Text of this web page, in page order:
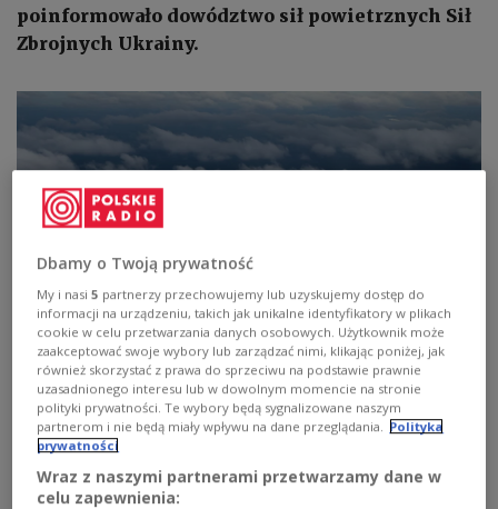
poinformowało dowództwo sił powietrznych Sił
Zbrojnych Ukrainy.
Rosyjski bombowiec strategiczny TU-95 Shutterstock/Fasttailwind
W niedzielę rano przeciwnik wystrzelił kilka
rakiet w kierunku Kijowa. Około godz. 6 (godz. 5 w
Polsce) ukraińskie siły ostrzelały je, strącając jeden
pocisk manewrujący - czytamy w komunikacie.
Dbamy o Twoją prywatność
My i nasi5 partnerzy przechowujemy lub uzyskujemy dostęp do
informacji na urządzeniu, takich jak unikalne identyfikatory w plikach
cookie w celu przetwarzania danych osobowych. Użytkownik może
zaakceptować swoje wybory lub zarządzać nimi, klikając poniżej, jak
również skorzystać z prawa do sprzeciwu na podstawie prawnie
uzasadnionego interesu lub w dowolnym momencie na stronie
polityki prywatności. Te wybory będą sygnalizowane naszym
partnerom i nie będą miały wpływu na dane przeglądania.
Polityka
prywatności
Wraz z naszymi partnerami przetwarzamy dane w
celu zapewnienia: